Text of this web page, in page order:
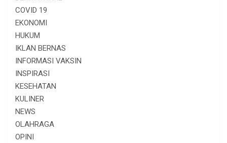
COVID 19
EKONOMI
HUKUM
IKLAN BERNAS
INFORMASI VAKSIN
INSPIRASI
KESEHATAN
KULINER
NEWS
OLAHRAGA
OPINI